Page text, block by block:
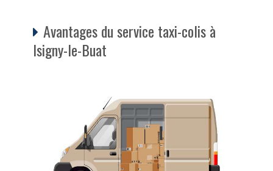
Avantages du service taxi-colis à
Isigny-le-Buat